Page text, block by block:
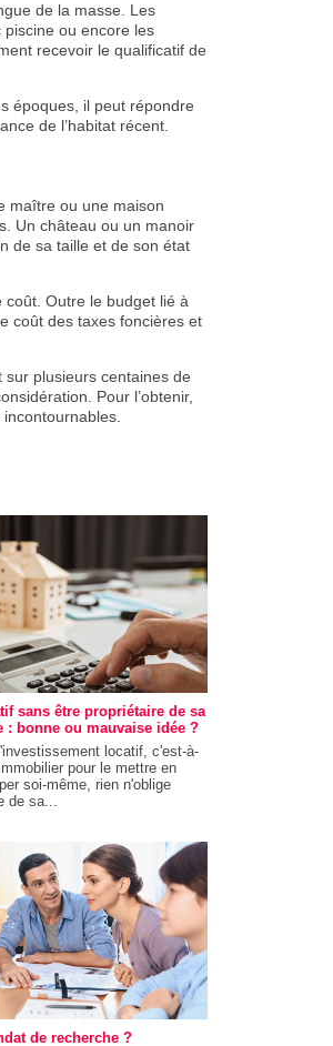
de la masse. Les
ou encore les
recevoir le qualificatif de
époques, il peut répondre
de l’habitat récent.
maître ou une maison
Un château ou un manoir
de sa taille et de son état
Outre le budget lié à
coût des taxes foncières et
sur plusieurs centaines de
Pour l’obtenir,
sans être propriétaire de sa
: bonne ou mauvaise idée ?
locatif, c'est-à-
pour le mettre en
soi-même, rien n'oblige
de sa...
de recherche ?